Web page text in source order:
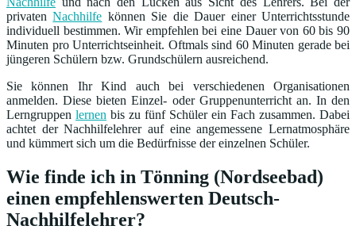
privatenNachhilfe können Sie die Dauer einer Unterrichtsstunde
individuell bestimmen. Wir empfehlen bei eine Dauer von 60 bis 90
Minuten pro Unterrichtseinheit. Oftmals sind 60 Minuten gerade bei
jüngeren Schülern bzw. Grundschülern ausreichend.
Sie können Ihr Kind auch bei verschiedenen Organisationen
anmelden. Diese bieten Einzel- oder Gruppenunterricht an. In den
Lerngruppen lernen bis zu fünf Schüler ein Fach zusammen. Dabei
achtet der Nachhilfelehrer auf eine angemessene Lernatmosphäre
und kümmert sich um die Bedürfnisse der einzelnen Schüler.
Wie finde ich in Tönning (Nordseebad)
einen empfehlenswerten Deutsch-
Nachhilfelehrer?